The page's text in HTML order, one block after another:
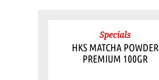
Specials
HKS MATCHA POWDER
PREMIUM 100GR